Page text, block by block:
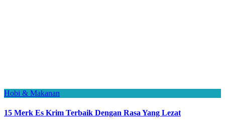
Hobi & Makanan
15 Merk Es Krim Terbaik Dengan Rasa Yang Lezat